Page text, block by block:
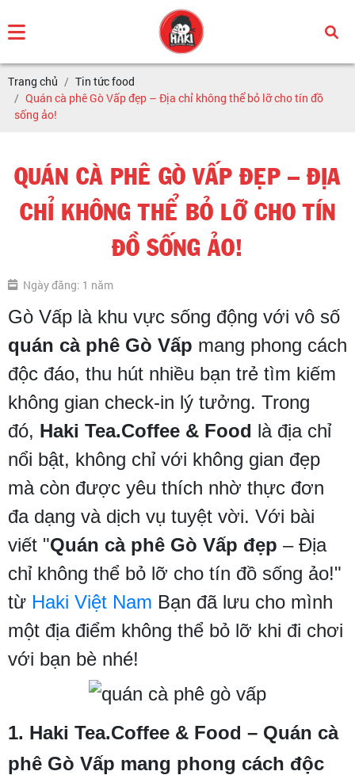
Trang chủ
Tin tức food
Quán cà phê Gò Vấp đẹp – Địa chỉ không thể bỏ lỡ cho tín đồ
sống ảo!
QUÁN CÀ PHÊ GÒ VẤP ĐẸP – ĐỊA
CHỈ KHÔNG THỂ BỎ LỠ CHO TÍN
ĐỒ SỐNG ẢO!
Ngày đăng: 1 năm
Gò Vấp là khu vực sống động với vô số
quán cà phê Gò Vấp mang phong cách
độc đáo, thu hút nhiều bạn trẻ tìm kiếm
không gian check-in lý tưởng. Trong
đó, Haki Tea.Coffee & Food là địa chỉ
nổi bật, không chỉ với không gian đẹp
mà còn được yêu thích nhờ thực đơn
đa dạng và dịch vụ tuyệt vời. Với bài
viết "Quán cà phê Gò Vấp đẹp – Địa
chỉ không thể bỏ lỡ cho tín đồ sống ảo!"
từ Haki Việt Nam Bạn đã lưu cho mình
một địa điểm không thể bỏ lỡ khi đi chơi
với bạn bè nhé!
1. Haki Tea.Coffee & Food – Quán cà
phê Gò Vấp mang phong cách độc